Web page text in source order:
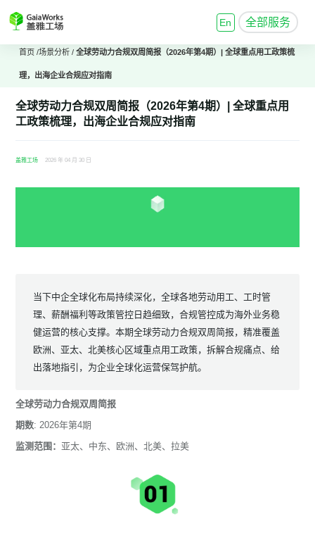
En 全部服务
首页 /场景分析 /全球劳动力合规双周简报（2026年第4期）| 全球重点用工政策梳
理，出海企业合规应对指南
全球劳动力合规双周简报（2026年第4期）| 全球重点用
工政策梳理，出海企业合规应对指南
盖雅工场 2026 年 04 月 30 日
当下中企全球化布局持续深化，全球各地劳动用工、工时管
理、薪酬福利等政策管控日趋细致，合规管控成为海外业务稳
健运营的核心支撑。本期全球劳动力合规双周简报，精准覆盖
欧洲、亚太、北美核心区域重点用工政策，拆解合规痛点、给
出落地指引，为企业全球化运营保驾护航。
全球劳动力合规双周简报
期数: 2026年第4期
监测范围： 亚太、中东、欧洲、北美、拉美